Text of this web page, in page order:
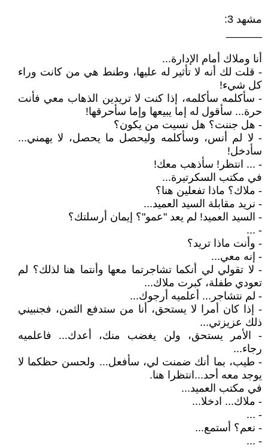
مشهد 3:
أنا وملاك أمام الإدارة...
- قلت لك أنه لا تأثير له عليها، وطنط هي من كانت وراء
كل شيء!
- سأكلمه سأكلمه، إذا كنت لا تريدين الذهاب معي فأنت
حرة... سأقول له إما يبيعها وإما سأحرقها!
- هل جننت؟ هل نسيت من يكون؟
- لا لم أنس، وسأكلمه وليحصل ما يحصل، لا يهمني...
سأدخل!
- ... انتظر! سأذهب معك!
في مكتب السكرتيرة...
- ملاك؟ ماذا تفعلين هنا؟
- نريد مقابلة السيد العميد...
- السيد العميد! لم يعد "عمو"؟ إيمان أرسلتك؟
- ...
- وأنت ماذا تريد؟
- إنه معي...
- لا تقولي لي أنكما تشاجرتما معها وأنتما هنا لذلك؟ لم
تعودي طفلة، كبرت ملاك...
- لم نتشاجر... أعلميه أرجوك...
- إذا كان أمرا لا يستحق، أنا من ستدفع الثمن، فجنبيني
ذلك عزيزتي...
- الأمر يستحق، ولن يغضب منك، أعدك... فاعلميه
رجاء...
- طيب، بما أنك ضمنت لي، سأفعل... ولحسن حظكما لا
يوجد معه أحد...انتظرا هنا.
في مكتب العميد...
- ملاك... ادخلا...
- ...
- نعم؟ أستمع...
- ...